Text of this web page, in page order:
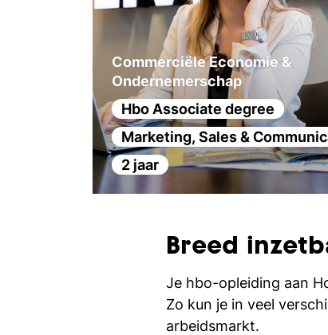
Commerciële Economie &
Ondernemerschap
Hbo Associate degree
2 jaar
Breed
Je hbo-opleiding aan
Zo kun je in veel
arbeidsmarkt.